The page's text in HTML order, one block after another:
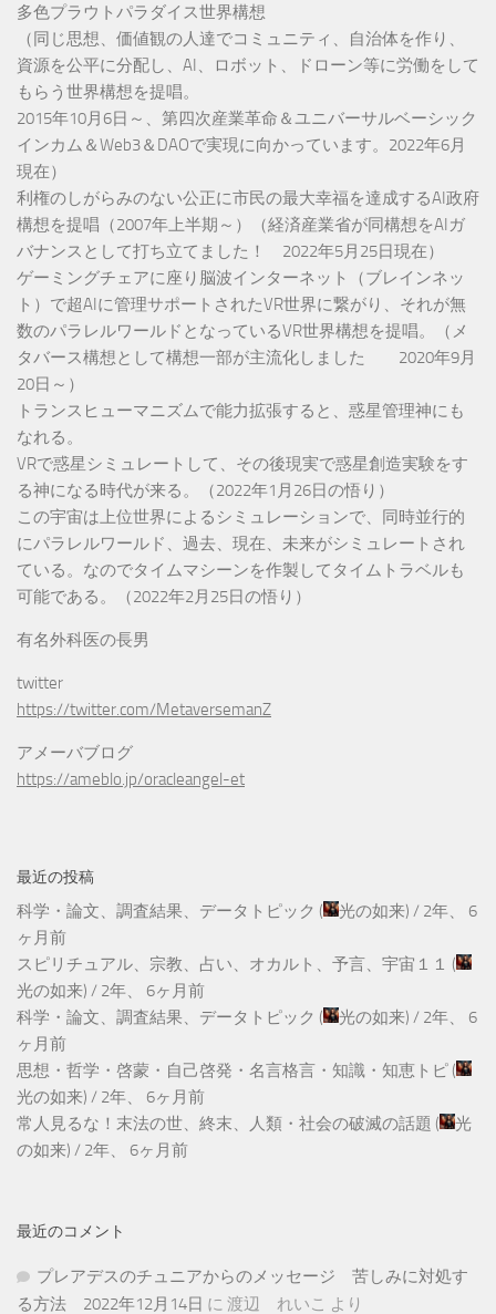
多色プラウトパラダイス世界構想
（同じ思想、価値観の人達でコミュニティ、自治体を作り、
資源を公平に分配し、AI、ロボット、ドローン等に労働をして
もらう世界構想を提唱。
2015年10月6日～、第四次産業革命＆ユニバーサルベーシック
インカム＆Web3＆DAOで実現に向かっています。2022年6月
現在）
利権のしがらみのない公正に市民の最大幸福を達成するAI政府
構想を提唱（2007年上半期～）（経済産業省が同構想をAIガ
バナンスとして打ち立てました！ 2022年5月25日現在）
ゲーミングチェアに座り脳波インターネット（ブレインネッ
ト）で超AIに管理サポートされたVR世界に繋がり、それが無
数のパラレルワールドとなっているVR世界構想を提唱。（メ
タバース構想として構想一部が主流化しました 2020年9月
20日～）
トランスヒューマニズムで能力拡張すると、惑星管理神にも
なれる。
VRで惑星シミュレートして、その後現実で惑星創造実験をす
る神になる時代が来る。（2022年1月26日の悟り）
この宇宙は上位世界によるシミュレーションで、同時並行的
にパラレルワールド、過去、現在、未来がシミュレートされ
ている。なのでタイムマシーンを作製してタイムトラベルも
可能である。（2022年2月25日の悟り）
有名外科医の長男
twitter
https://twitter.com/MetaversemanZ
アメーバブログ
https://ameblo.jp/oracleangel-et
最近の投稿
科学・論文、調査結果、データトピック ( 光の如来) / 2年、 6
ヶ月前
スピリチュアル、宗教、占い、オカルト、予言、宇宙１１ (
光の如来) / 2年、 6ヶ月前
科学・論文、調査結果、データトピック ( 光の如来) / 2年、 6
ヶ月前
思想・哲学・啓蒙・自己啓発・名言格言・知識・知恵トピ (
光の如来) / 2年、 6ヶ月前
常人見るな！末法の世、終末、人類・社会の破滅の話題 (
光
の如来) / 2年、 6ヶ月前
最近のコメント
プレアデスのチュニアからのメッセージ 苦しみに対処す
る方法 2022年12月14日 に 渡辺 れいこ より